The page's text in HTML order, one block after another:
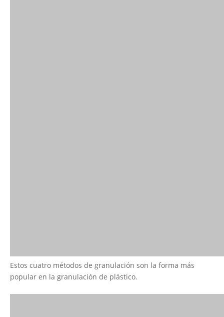
Estos cuatro métodos de granulación son la forma más
popular en la granulación de plástico.